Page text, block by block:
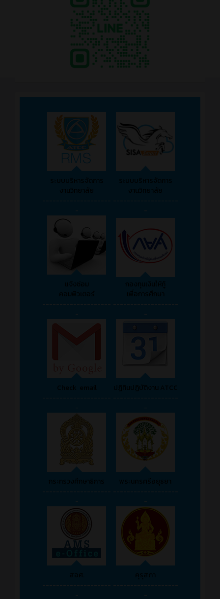
ระบบบริหารจัดการ
งานวิทยาลัย
ระบบบริหารจัดการ
งานวิทยาลัย
--------------------
-
-------------------
-
แจ้งซ่อม
คอมพิวเตอร์
กองทุนเงินให้กู้
เพื่อการศึกษา
--------------------
-
-------------------
-
Check email
ปฏิทินปฏิบัติงาน ATCC
--------------------
-
-------------------
-
กระทรวงศึกษาธิการ
พระนครศรีอยุธยา
--------------------
-
-------------------
-
สอศ.
คุรุสภา
--------------------
-
-------------------
-